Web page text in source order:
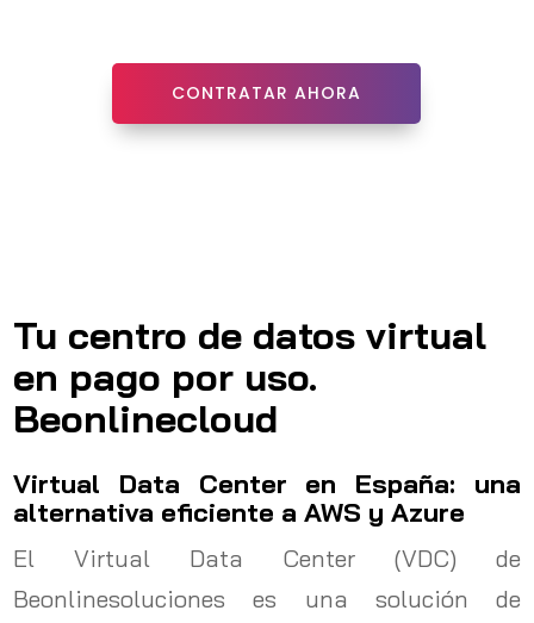
CONTRATAR AHORA
Tu centro de datos virtual
en pago por uso.
Beonlinecloud
Virtual Data Center en España: una
alternativa eficiente a AWS y Azure
El Virtual Data Center (VDC) de
Beonlinesoluciones es una solución de